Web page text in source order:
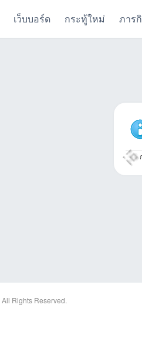
เว็บบอร์ด กระทู้ใหม่ ภาร
All Rights Reserved.